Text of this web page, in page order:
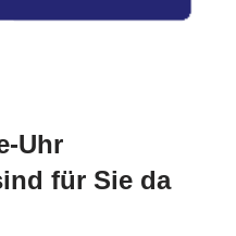
Uhr
für Sie da